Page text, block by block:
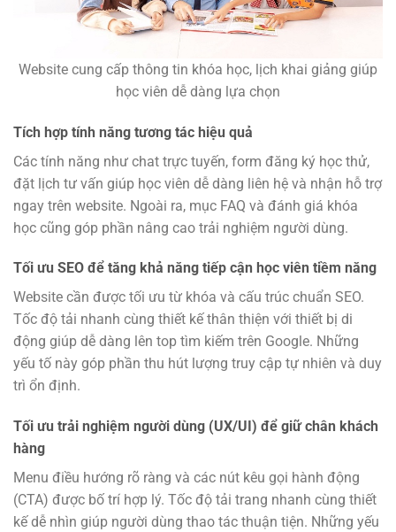
Website cung cấp thông tin khóa học, lịch khai giảng giúp
học viên dễ dàng lựa chọn
Tích hợp tính năng tương tác hiệu quả
Các tính năng như chat trực tuyến, form đăng ký học thử,
đặt lịch tư vấn giúp học viên dễ dàng liên hệ và nhận hỗ trợ
ngay trên website. Ngoài ra, mục FAQ và đánh giá khóa
học cũng góp phần nâng cao trải nghiệm người dùng.
Tối ưu SEO để tăng khả năng tiếp cận học viên tiềm năng
Website cần được tối ưu từ khóa và cấu trúc chuẩn SEO.
Tốc độ tải nhanh cùng thiết kế thân thiện với thiết bị di
động giúp dễ dàng lên top tìm kiếm trên Google. Những
yếu tố này góp phần thu hút lượng truy cập tự nhiên và duy
trì ổn định.
Tối ưu trải nghiệm người dùng (UX/UI) để giữ chân khách
hàng
Menu điều hướng rõ ràng và các nút kêu gọi hành động
(CTA) được bố trí hợp lý. Tốc độ tải trang nhanh cùng thiết
kế dễ nhìn giúp người dùng thao tác thuận tiện. Những yếu